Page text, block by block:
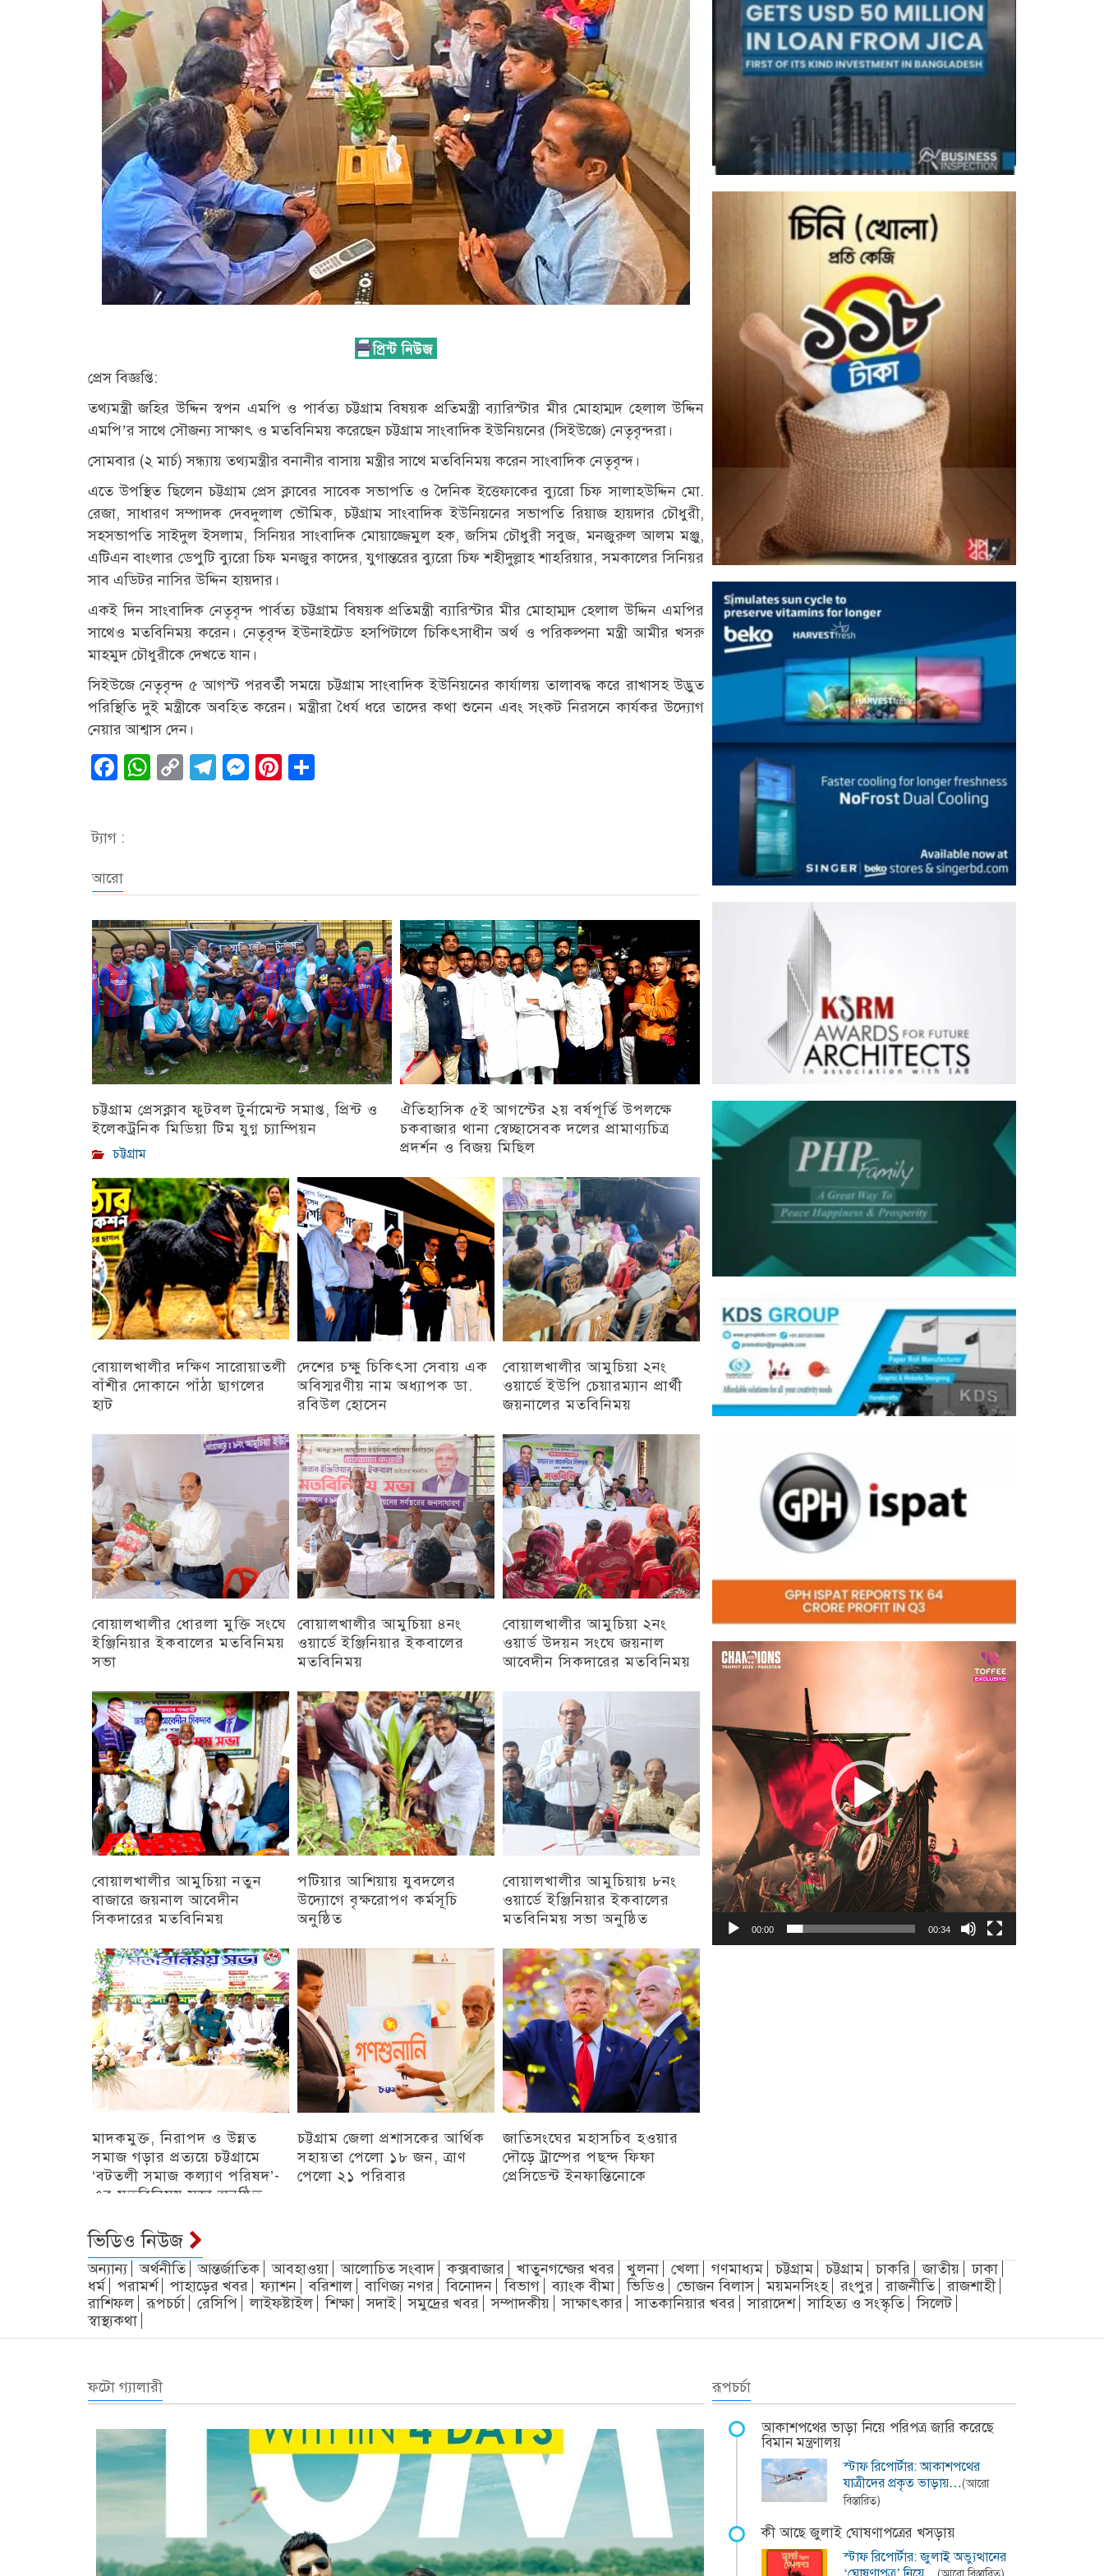
প্রেস বিজ্ঞপ্তি:
তথ্যমন্ত্রী জহির উদ্দিন স্বপন এমপি ও পার্বত্য চট্টগ্রাম বিষয়ক প্রতিমন্ত্রী ব্যারিস্টার মীর মোহাম্মদ হেলাল উদ্দিন
এমপি’র সাথে সৌজন্য সাক্ষাৎ ও মতবিনিময় করেছেন চট্টগ্রাম সাংবাদিক ইউনিয়নের (সিইউজে) নেতৃবৃন্দরা।
সোমবার (২ মার্চ) সন্ধ্যায় তথ্যমন্ত্রীর বনানীর বাসায় মন্ত্রীর সাথে মতবিনিময় করেন সাংবাদিক নেতৃবৃন্দ।
এতে উপস্থিত ছিলেন চট্টগ্রাম প্রেস ক্লাবের সাবেক সভাপতি ও দৈনিক ইত্তেফাকের ব্যুরো চিফ সালাহউদ্দিন মো.
রেজা, সাধারণ সম্পাদক দেবদুলাল ভৌমিক, চট্টগ্রাম সাংবাদিক ইউনিয়নের সভাপতি রিয়াজ হায়দার চৌধুরী,
সহসভাপতি সাইদুল ইসলাম, সিনিয়র সাংবাদিক মোয়াজ্জেমুল হক, জসিম চৌধুরী সবুজ, মনজুরুল আলম মঞ্জু,
এটিএন বাংলার ডেপুটি ব্যুরো চিফ মনজুর কাদের, যুগান্তরের ব্যুরো চিফ শহীদুল্লাহ শাহরিয়ার, সমকালের সিনিয়র
সাব এডিটর নাসির উদ্দিন হায়দার।
একই দিন সাংবাদিক নেতৃবৃন্দ পার্বত্য চট্টগ্রাম বিষয়ক প্রতিমন্ত্রী ব্যারিস্টার মীর মোহাম্মদ হেলাল উদ্দিন এমপির
সাথেও মতবিনিময় করেন। নেতৃবৃন্দ ইউনাইটেড হসপিটালে চিকিৎসাধীন অর্থ ও পরিকল্পনা মন্ত্রী আমীর খসরু
মাহমুদ চৌধুরীকে দেখতে যান।
সিইউজে নেতৃবৃন্দ ৫ আগস্ট পরবর্তী সময়ে চট্টগ্রাম সাংবাদিক ইউনিয়নের কার্যালয় তালাবদ্ধ করে রাখাসহ উদ্ভুত
পরিস্থিতি দুই মন্ত্রীকে অবহিত করেন। মন্ত্রীরা ধৈর্য ধরে তাদের কথা শুনেন এবং সংকট নিরসনে কার্যকর উদ্যোগ
নেয়ার আশ্বাস দেন।
Facebook
WhatsApp
CopyTelegram
Messenger
Pinterest
ট্যাগ :
আরো
চট্টগ্রাম প্রেসক্লাব ফুটবল টুর্নামেন্ট সমাপ্ত, প্রিন্ট ও
ইলেকট্রনিক মিডিয়া টিম যুগ্ন চ্যাম্পিয়ন
চট্টগ্রাম
ঐতিহাসিক ৫ই আগস্টের ২য় বর্ষপূর্তি উপলক্ষে
চকবাজার থানা স্বেচ্ছাসেবক দলের প্রামাণ্যচিত্র
প্রদর্শন ও বিজয় মিছিল
বোয়ালখালীর দক্ষিণ সারোয়াতলী
বাঁশীর দোকানে পাঁঠা ছাগলের
হাট
দেশের চক্ষু চিকিৎসা সেবায় এক
অবিস্মরণীয় নাম অধ্যাপক ডা.
রবিউল হোসেন
বোয়ালখালীর আমুচিয়া ২নং
ওয়ার্ডে ইউপি চেয়ারম্যান প্রার্থী
জয়নালের মতবিনিময়
বোয়ালখালীর ধোরলা মুক্তি সংঘে
ইঞ্জিনিয়ার ইকবালের মতবিনিময়
সভা
বোয়ালখালীর আমুচিয়া ৪নং
ওয়ার্ডে ইঞ্জিনিয়ার ইকবালের
মতবিনিময়
বোয়ালখালীর আমুচিয়া ২নং
ওয়ার্ড উদয়ন সংঘে জয়নাল
আবেদীন সিকদারের মতবিনিময়
বোয়ালখালীর আমুচিয়া নতুন
বাজারে জয়নাল আবেদীন
সিকদারের মতবিনিময়
পটিয়ার আশিয়ায় যুবদলের
উদ্যোগে বৃক্ষরোপণ কর্মসূচি
অনুষ্ঠিত
বোয়ালখালীর আমুচিয়ায় ৮নং
ওয়ার্ডে ইঞ্জিনিয়ার ইকবালের
মতবিনিময় সভা অনুষ্ঠিত
মাদকমুক্ত, নিরাপদ ও উন্নত
সমাজ গড়ার প্রত্যয়ে চট্টগ্রামে
‘বটতলী সমাজ কল্যাণ পরিষদ’-
এর মতবিনিময় সভা অনুষ্ঠিত
চট্টগ্রাম জেলা প্রশাসকের আর্থিক
সহায়তা পেলো ১৮ জন, ত্রাণ
পেলো ২১ পরিবার
জাতিসংঘের মহাসচিব হওয়ার
দৌড়ে ট্রাম্পের পছন্দ ফিফা
প্রেসিডেন্ট ইনফান্তিনোকে
Video
Player
00:00 00:34
ভিডিও নিউজ
অন্যান্য অর্থনীতি আন্তর্জাতিক আবহাওয়া আলোচিত সংবাদ কক্সবাজার খাতুনগন্জের খবর খুলনা খেলা গণমাধ্যম চট্টগ্রাম চট্টগ্রাম চাকরি জাতীয়
ঢাকা
ধর্ম
পরামর্শ পাহাড়ের খবর ফ্যাশন বরিশাল বাণিজ্য নগর বিনোদন বিভাগ ব্যাংক বীমা ভিডিও ভোজন বিলাস ময়মনসিংহ রংপুর রাজনীতি
রাজশাহী
রাশিফল
রূপচর্চা রেসিপি লাইফষ্টাইল শিক্ষা সদাই সমুদ্রের খবর সম্পাদকীয় সাক্ষাৎকার সাতকানিয়ার খবর সারাদেশ সাহিত্য ও সংস্কৃতি
সিলেট
স্বাস্থ্যকথা
ফটো গ্যালারী রূপচর্চা
আকাশপথের ভাড়া নিয়ে পরিপত্র জারি করেছে
বিমান মন্ত্রণালয়
স্টাফ রিপোর্টার: আকাশপথের
যাত্রীদের প্রকৃত ভাড়ায়…(আরো
বিস্তারিত)
কী আছে জুলাই ঘোষণাপত্রের খসড়ায়
স্টাফ রিপোর্টার: জুলাই অভ্যুত্থানের